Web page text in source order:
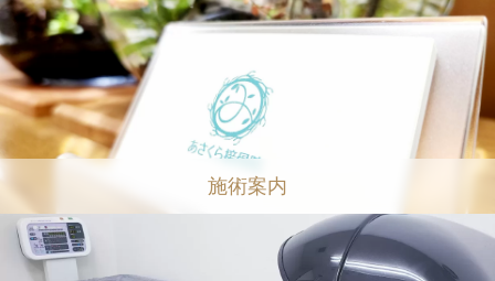
施術案内